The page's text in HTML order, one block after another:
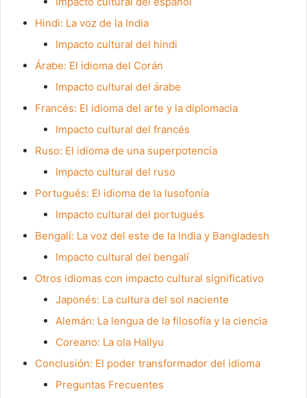
Hindi: La voz de la India
Impacto cultural del hindi
Árabe: El idioma del Corán
Impacto cultural del árabe
Francés: El idioma del arte y la diplomacia
Impacto cultural del francés
Ruso: El idioma de una superpotencia
Impacto cultural del ruso
Portugués: El idioma de la lusofonía
Impacto cultural del portugués
Bengalí: La voz del este de la India y Bangladesh
Impacto cultural del bengalí
Otros idiomas con impacto cultural significativo
Japonés: La cultura del sol naciente
Alemán: La lengua de la filosofía y la ciencia
Coreano: La ola Hallyu
Conclusión: El poder transformador del idioma
Preguntas Frecuentes